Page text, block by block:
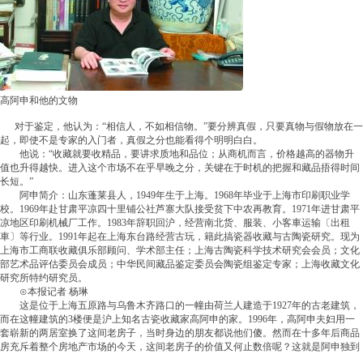
高阿申和他的文物
对于鉴定，他认为：“相信人，不如相信物。”要分辨真假，只要真物与假物放在一
起，即使不是专家的入门者，真假之分也能看得个明明白白。
他说：“收藏就要收精品，要讲求质地和品位；从商机而言，价格越高的器物升
值也升得越快。进入这个市场不在乎早晚之分，关键在于时机的把握和藏品捂得时间
长短。”
阿申简介：山东蓬莱县人，1949年生于上海。1968年毕业于上海市印刷职业学
校。1969年赴甘肃平凉四十里铺公社芦寨大队接受贫下中农再教育。1971年进甘肃平
凉地区印刷机械厂工作。1983年辞职回沪，经营南北货、服装、小客車运输〔出租
車〕等行业。1991年起在上海东台路经营古玩，籍此搞瓷器收藏与古陶瓷研究。现为
上海市工商联收藏俱乐部顾问、学术部主任；上海古陶瓷科学技术研究会会员；文化
部艺术品评估委员会成员；中华民间藏品鉴定委员会陶瓷组鉴定专家；上海收藏文化
研究所特约研究员。
⊙本报记者 杨琳
这是位于上海五原路与乌鲁木齐路口的一幢由荷兰人建造于1927年的古老建筑，
而在这幢建筑的3楼便是沪上知名古瓷收藏家高阿申的家。1996年，高阿申夫妇用一
套崭新的两居室换了这间老房子，当时身边的朋友都说他们傻。然而在十多年后商品
房充斥着整个房地产市场的今天，这间老房子的价值又何止数倍呢？这就是阿申独到